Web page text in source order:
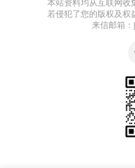
若侵犯了您的版权及权
来信邮箱